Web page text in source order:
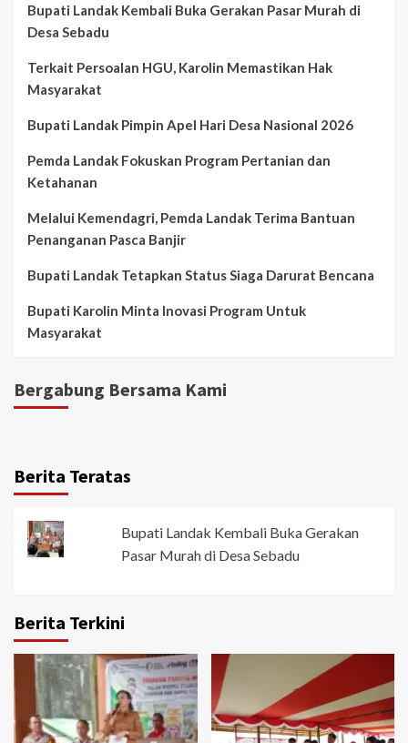
Bupati Landak Kembali Buka Gerakan Pasar Murah di
Desa Sebadu
Terkait Persoalan HGU, Karolin Memastikan Hak
Masyarakat
Bupati Landak Pimpin Apel Hari Desa Nasional 2026
Pemda Landak Fokuskan Program Pertanian dan
Ketahanan
Melalui Kemendagri, Pemda Landak Terima Bantuan
Penanganan Pasca Banjir
Bupati Landak Tetapkan Status Siaga Darurat Bencana
Bupati Karolin Minta Inovasi Program Untuk
Masyarakat
Bergabung Bersama Kami
Berita Teratas
Bupati Landak Kembali Buka Gerakan
Pasar Murah di Desa Sebadu
Berita Terkini